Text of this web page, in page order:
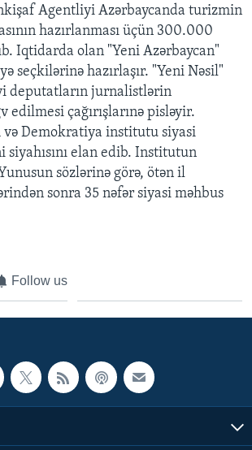
Agentliyi Azərbaycanda turizmin
hazırlanması üçün 300.000
Iqtidarda olan "Yeni Azərbaycan"
seçkilərinə hazırlaşır. "Yeni Nəsil"
deputatların jurnalistlərin
edilmesi çağırışlarınə pisləyir.
və Demokratiya institutu siyasi
siyahısını elan edib. Institutun
sözlərinə görə, ötən il
sonra 35 nəfər siyasi məhbus
Follow us